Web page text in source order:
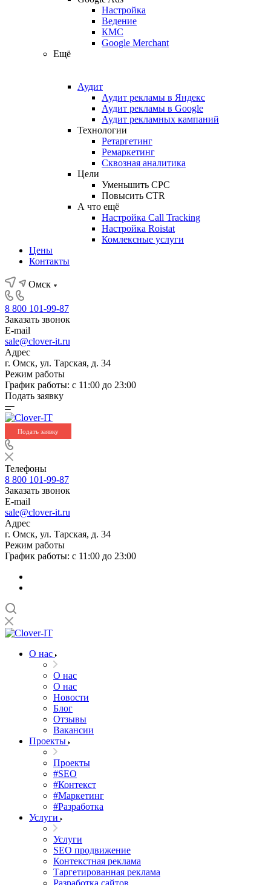
Настройка
Ведение
КМС
Google Merchant
Ещё
Аудит
Аудит рекламы в Яндекс
Аудит рекламы в Google
Аудит рекламных кампаний
Технологии
Ретаргетинг
Ремаркетинг
Сквозная аналитика
Цели
Уменьшить CPC
Повысить CTR
А что ещё
Настройка Call Tracking
Настройка Roistat
Комлексные услуги
Цены
Контакты
Омск
8 800 101-99-87
Заказать звонок
E-mail
sale@clover-it.ru
Адрес
г. Омск, ул. Тарская, д. 34
Режим работы
График работы: с 11:00 до 23:00
Подать заявку
Подать заявку
Телефоны
8 800 101-99-87
Заказать звонок
E-mail
sale@clover-it.ru
Адрес
г. Омск, ул. Тарская, д. 34
Режим работы
График работы: с 11:00 до 23:00
О нас
О нас
О нас
Новости
Блог
Отзывы
Вакансии
Проекты
Проекты
#SEO
#Контекст
#Маркетинг
#Разработка
Услуги
Услуги
SEO продвижение
Контекстная реклама
Таргетированная реклама
Разработка сайтов